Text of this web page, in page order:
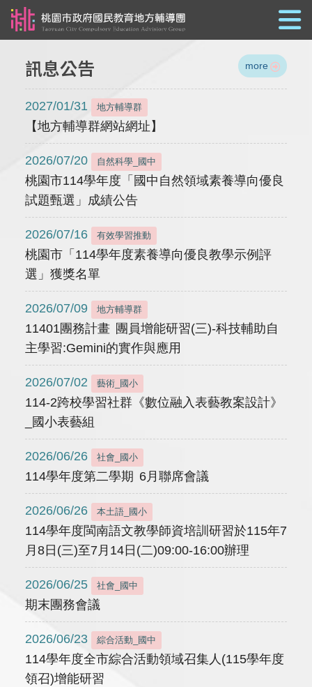
訊息公告 more
2027/01/31 地方輔導群
【地方輔導群網站網址】
2026/07/20 自然科學_國中
桃園市114學年度「國中自然領域素養導向優良
試題甄選」成績公告
2026/07/16 有效學習推動
桃園市「114學年度素養導向優良教學示例評
選」獲獎名單
2026/07/09 地方輔導群
11401團務計畫 團員增能研習(三)-科技輔助自
主學習:Gemini的實作與應用
2026/07/02 藝術_國小
114-2跨校學習社群《數位融入表藝教案設計》
_國小表藝組
2026/06/26 社會_國小
114學年度第二學期 6月聯席會議
2026/06/26 本土語_國小
114學年度閩南語文教學師資培訓研習於115年7
月8日(三)至7月14日(二)09:00-16:00辦理
2026/06/25 社會_國中
期末團務會議
2026/06/23 綜合活動_國中
114學年度全市綜合活動領域召集人(115學年度
領召)增能研習